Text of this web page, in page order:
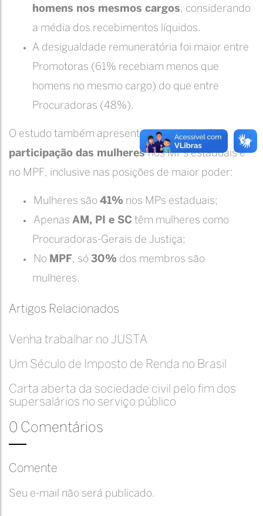
homens nos mesmos cargos, considerando
a média dos recebimentos líquidos.
A desigualdade remuneratória foi maior entre
Promotoras (61% recebiam menos que
homens no mesmo cargo) do que entre
Procuradoras (48%).
O estudo também apresenta um
retrato da
participação das mulheresnos MPs estaduais e
no MPF, inclusive nas posições de maior poder:
Mulheres são 41% nos MPs estaduais;
Apenas AM, PI e SC têm mulheres como
Procuradoras-Gerais de Justiça;
No MPF, só 30% dos membros são
mulheres.
Artigos Relacionados
Venha trabalhar no JUSTA
Um Século de Imposto de Renda no Brasil
Carta aberta da sociedade civil pelo fim dos
supersalários no serviço público
0 Comentários
Comente
Seu e-mail não será publicado.